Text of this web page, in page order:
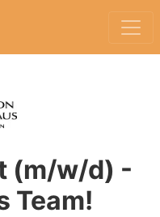
(m/w/d) -
Team!